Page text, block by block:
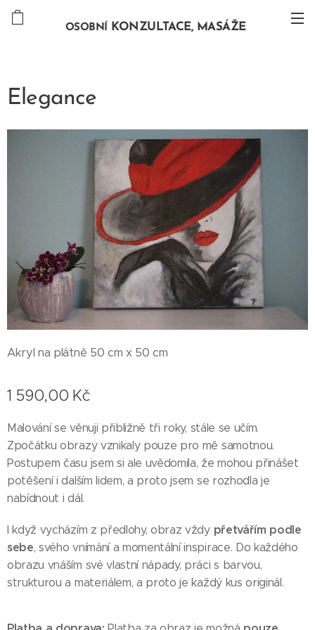
OSOBNÍ KONZULTACE, MASÁŽE
Elegance
Akryl na plátně 50 cm x 50 cm
1 590,00 Kč
Malování se věnuji přibližně tři roky, stále se učím.
Zpočátku obrazy vznikaly pouze pro mě samotnou.
Postupem času jsem si ale uvědomila, že mohou přinášet
potěšení i dalším lidem, a proto jsem se rozhodla je
nabídnout i dál.
I když vycházím z předlohy, obraz vždy přetvářím podle
sebe, svého vnímání a momentální inspirace. Do každého
obrazu vnáším své vlastní nápady, práci s barvou,
strukturou a materiálem, a proto je každý kus originál.